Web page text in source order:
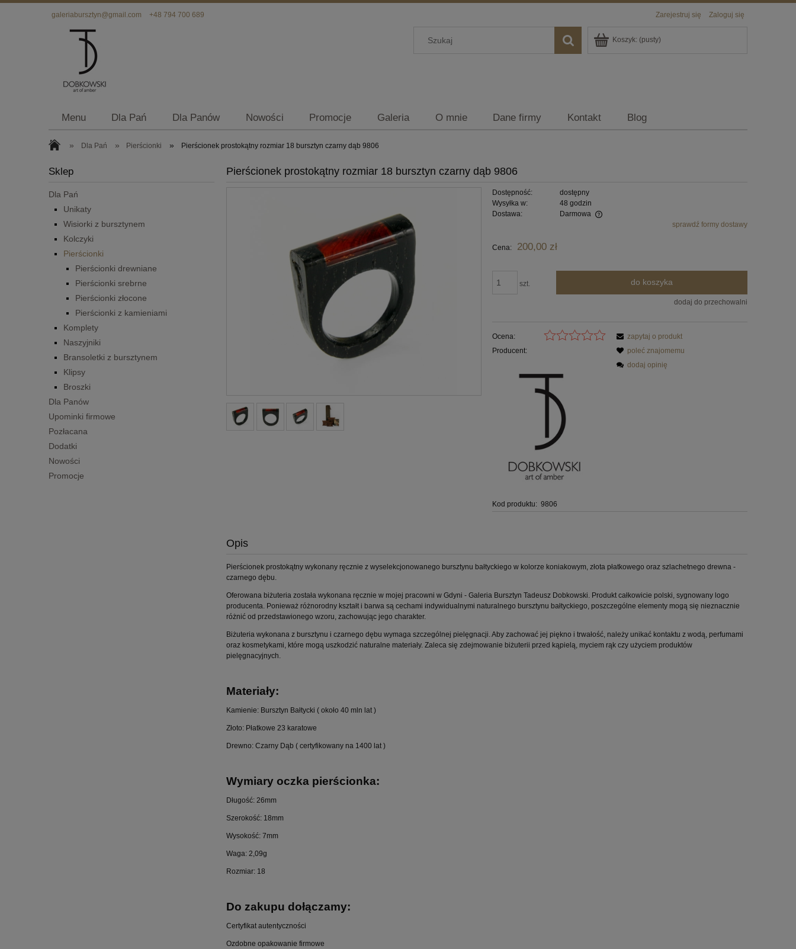
galeriabursztyn@gmail.com +48 794 700 689 Zarejestruj się Zaloguj się
Koszyk: (pusty)
Menu Dla Pań Dla Panów Nowości Promocje Galeria O mnie Dane firmy Kontakt Blog
» Dla Pań » Pierścionki » Pierścionek prostokątny rozmiar 18 bursztyn czarny dąb 9806
Sklep
Dla Pań
Unikaty
Wisiorki z bursztynem
Kolczyki
Pierścionki
Pierścionki drewniane
Pierścionki srebrne
Pierścionki złocone
Pierścionki z kamieniami
Komplety
Naszyjniki
Bransoletki z bursztynem
Klipsy
Broszki
Dla Panów
Upominki firmowe
Pozłacana
Dodatki
Nowości
Promocje
Pierścionek prostokątny rozmiar 18 bursztyn czarny dąb 9806
Dostępność:
dostępny
Wysyłka w:
48 godzin
Dostawa:
Darmowa
sprawdź formy dostawy
Cena: 200,00 zł
szt. do koszyka
dodaj do przechowalni
Ocena:
Producent:
Kod produktu: 9806
zapytaj o produkt
poleć znajomemu
dodaj opinię
Opis
Pierścionek prostokątny wykonany ręcznie z wyselekcjonowanego bursztynu bałtyckiego w kolorze koniakowym, złota płatkowego oraz szlachetnego drewna -
czarnego dębu.
Oferowana biżuteria została wykonana ręcznie w mojej pracowni w Gdyni - Galeria Bursztyn Tadeusz Dobkowski. Produkt całkowicie polski, sygnowany logo
producenta. Ponieważ różnorodny kształt i barwa są cechami indywidualnymi naturalnego bursztynu bałtyckiego, poszczególne elementy mogą się nieznacznie
różnić od przedstawionego wzoru, zachowując jego charakter.
Biżuteria wykonana z bursztynu i czarnego dębu wymaga szczególnej pielęgnacji. Aby zachować jej piękno i trwałość, należy unikać kontaktu z wodą, perfumami
oraz kosmetykami, które mogą uszkodzić naturalne materiały. Zaleca się zdejmowanie biżuterii przed kąpielą, myciem rąk czy użyciem produktów
pielęgnacyjnych.
Materiały:
Kamienie: Bursztyn Bałtycki ( około 40 mln lat )
Złoto: Płatkowe 23 karatowe
Drewno: Czarny Dąb ( certyfikowany na 1400 lat )
Wymiary oczka pierścionka:
Długość: 26mm
Szerokość: 18mm
Wysokość: 7mm
Waga: 2,09g
Rozmiar: 18
Do zakupu dołączamy:
Certyfikat autentyczności
Ozdobne opakowanie firmowe